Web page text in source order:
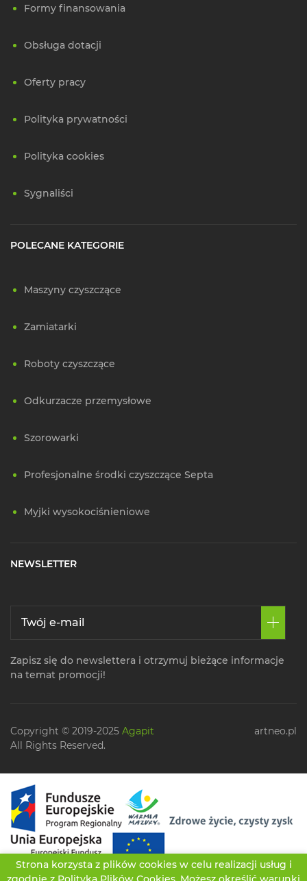
Strona korzysta z plików cookies w celu realizacji usług i
Formy finansowania
Obsługa dotacji
Oferty pracy
Polityka prywatności
Polityka cookies
Sygnaliści
POLECANE KATEGORIE
Maszyny czyszczące
Zamiatarki
Roboty czyszczące
Odkurzacze przemysłowe
Szorowarki
Profesjonalne środki czyszczące Septa
Myjki wysokociśnieniowe
NEWSLETTER
Zapisz się do newslettera i otrzymuj bieżące informacje
na temat promocji!
Copyright © 2019-2025 Agapit
All Rights Reserved.
artneo.pl